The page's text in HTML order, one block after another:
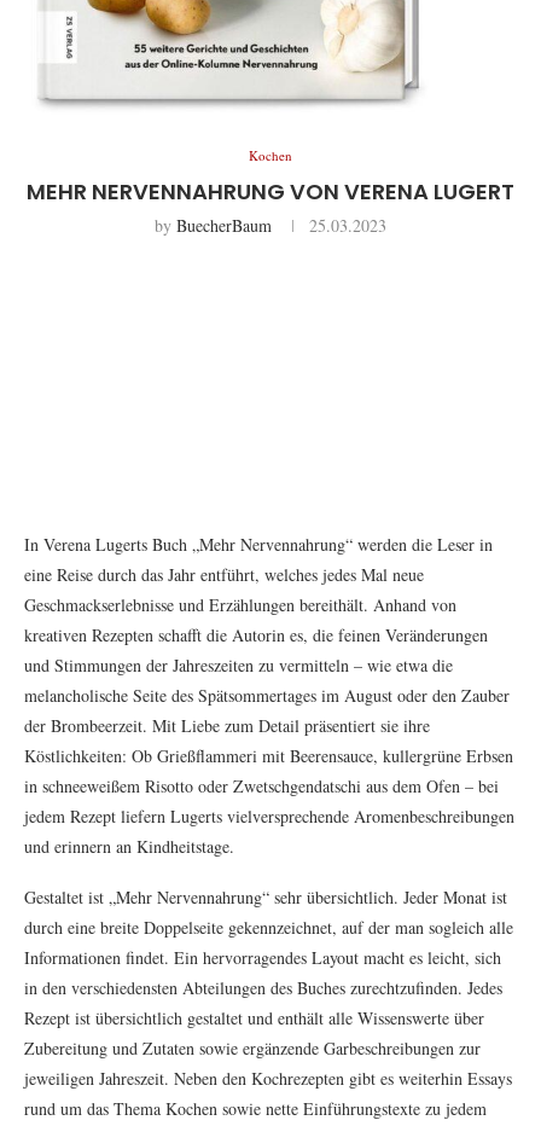
Kochen
MEHR NERVENNAHRUNG VON VERENA LUGERT
by BuecherBaum 25.03.2023
In Verena Lugerts Buch „Mehr Nervennahrung“ werden die Leser in
eine Reise durch das Jahr entführt, welches jedes Mal neue
Geschmackserlebnisse und Erzählungen bereithält. Anhand von
kreativen Rezepten schafft die Autorin es, die feinen Veränderungen
und Stimmungen der Jahreszeiten zu vermitteln – wie etwa die
melancholische Seite des Spätsommertages im August oder den Zauber
der Brombeerzeit. Mit Liebe zum Detail präsentiert sie ihre
Köstlichkeiten: Ob Grießflammeri mit Beerensauce, kullergrüne Erbsen
in schneeweißem Risotto oder Zwetschgendatschi aus dem Ofen – bei
jedem Rezept liefern Lugerts vielversprechende Aromenbeschreibungen
und erinnern an Kindheitstage.
Gestaltet ist „Mehr Nervennahrung“ sehr übersichtlich. Jeder Monat ist
durch eine breite Doppelseite gekennzeichnet, auf der man sogleich alle
Informationen findet. Ein hervorragendes Layout macht es leicht, sich
in den verschiedensten Abteilungen des Buches zurechtzufinden. Jedes
Rezept ist übersichtlich gestaltet und enthält alle Wissenswerte über
Zubereitung und Zutaten sowie ergänzende Garbeschreibungen zur
jeweiligen Jahreszeit. Neben den Kochrezepten gibt es weiterhin Essays
rund um das Thema Kochen sowie nette Einführungstexte zu jedem